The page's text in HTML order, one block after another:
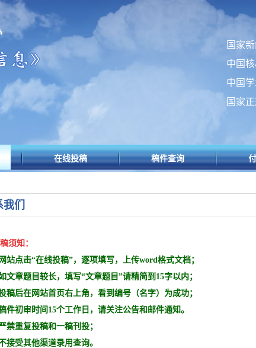
国家
中国
中国
国家
在线投稿 稿件查询
们
须知：
站点击“在线投稿”，逐项填写，上传word格式文档；
文章题目较长，填写“文章题目”请精简到15字以内；
稿后在网站首页右上角，看到编号（名字）为成功；
件初审时间15个工作日，请关注公告和邮件通知。
禁重复投稿和一稿刊投；
接受其他渠道录用查询。